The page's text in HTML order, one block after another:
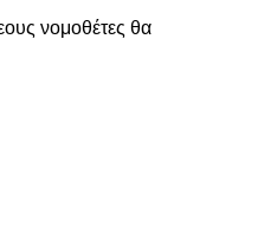
νομοθέτες θα